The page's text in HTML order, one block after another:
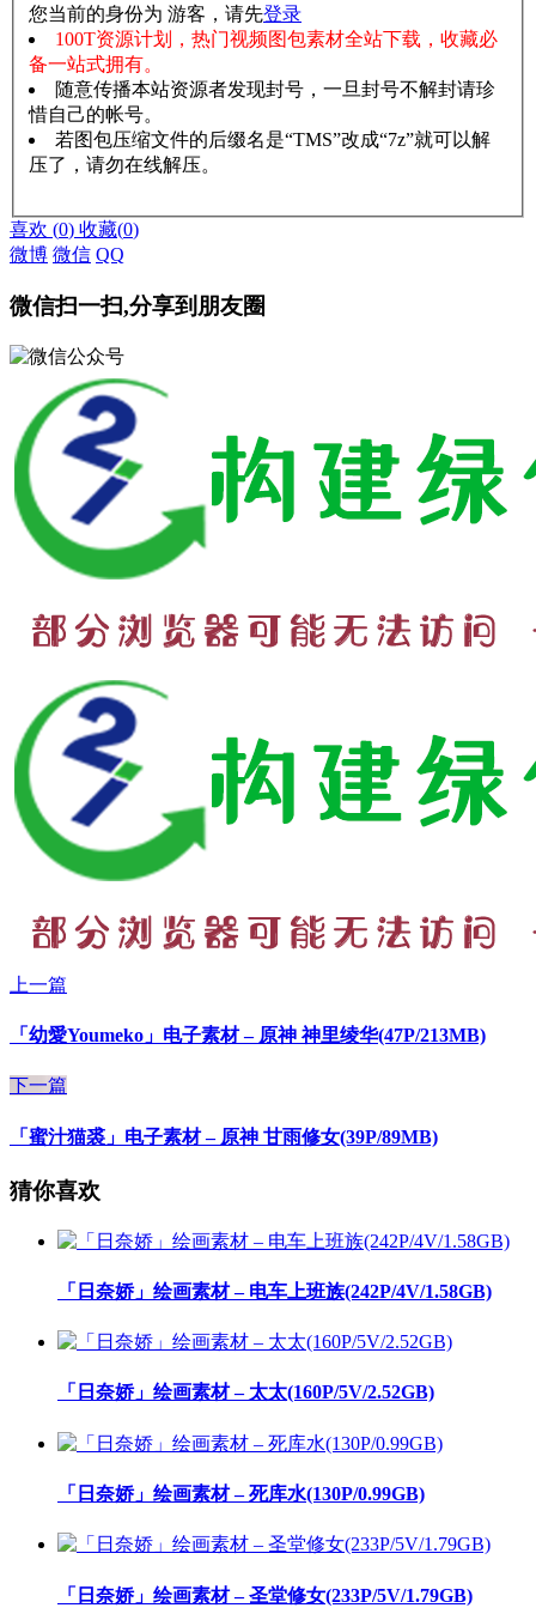
您当前的身份为 游客，请先登录
100T资源计划，热门视频图包素材全站下载，收藏必
备一站式拥有。
随意传播本站资源者发现封号，一旦封号不解封请珍
惜自己的帐号。
若图包压缩文件的后缀名是“TMS”改成“7z”就可以解
压了，请勿在线解压。
喜欢 (0) 收藏(0)
微博 微信 QQ
微信扫一扫,分享到朋友圈
上一篇
「幼愛Youmeko」电子素材 – 原神 神里绫华(47P/213MB)
下一篇
「蜜汁猫裘」电子素材 – 原神 甘雨修女(39P/89MB)
猜你喜欢
「日奈娇」绘画素材 – 电车上班族(242P/4V/1.58GB)
「日奈娇」绘画素材 – 太太(160P/5V/2.52GB)
「日奈娇」绘画素材 – 死库水(130P/0.99GB)
「日奈娇」绘画素材 – 圣堂修女(233P/5V/1.79GB)